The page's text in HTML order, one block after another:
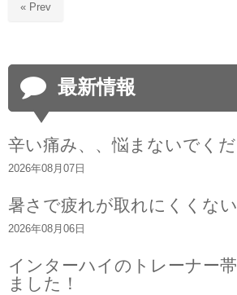
« Prev
最新情報
辛い痛み、、悩まないでくだ
2026年08月07日
暑さで疲れが取れにくくな
2026年08月06日
インターハイのトレーナー
ました！